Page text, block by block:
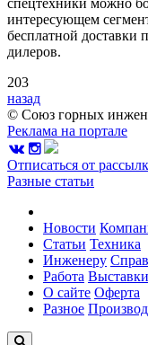
интересующем
бесплатной доставки
дилеров.
203
назад
© Союз горных
Реклама на портале
Отписаться от
Разные статьи
Новости
Статьи Техника
Инженеру
Работа Выставки
О сайте Оферта
Разное